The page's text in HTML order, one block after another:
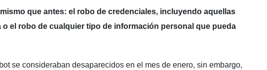
que antes: el robo de credenciales, incluyendo aquellas
o el robo de cualquier tipo de información personal que pueda
se consideraban desaparecidos en el mes de enero, sin embargo,